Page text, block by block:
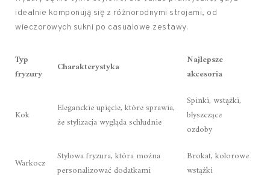
idealnie komponują się z różnorodnymi strojami, od
wieczorowych sukni po casualowe zestawy.
Typ
fryzury
Charakterystyka
Najlepsze
akcesoria
Kok
Eleganckie upięcie, które sprawia,
że stylizacja wygląda schludnie
Spinki, wstążki,
błyszczące
ozdoby
Warkocz
Stylowa fryzura, która można
personalizować dodatkami
Brokat, kolorowe
wstążki